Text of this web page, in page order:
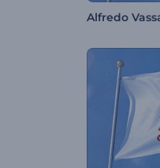
Alfredo